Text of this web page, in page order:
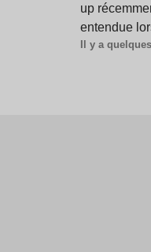
up
entendue
Il y a